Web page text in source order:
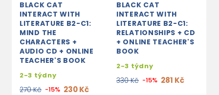
BLACK CAT
INTERACT WITH
LITERATURE B2-C1:
MIND THE
CHARACTERS +
AUDIO CD + ONLINE
TEACHER'S BOOK
2-3 týdny
270 Kč -15% 230 Kč
BLACK CAT
INTERACT WITH
LITERATURE B2-C1:
RELATIONSHIPS + CD
+ ONLINE TEACHER'S
BOOK
2-3 týdny
330 Kč -15% 281 Kč